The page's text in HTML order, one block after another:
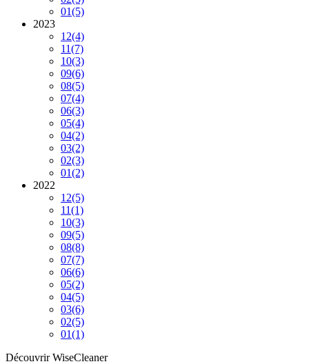
01(5)
2023
12(4)
11(7)
10(3)
09(6)
08(5)
07(4)
06(3)
05(4)
04(2)
03(2)
02(3)
01(2)
2022
12(5)
11(1)
10(3)
09(5)
08(8)
07(7)
06(6)
05(2)
04(5)
03(6)
02(5)
01(1)
Découvrir WiseCleaner